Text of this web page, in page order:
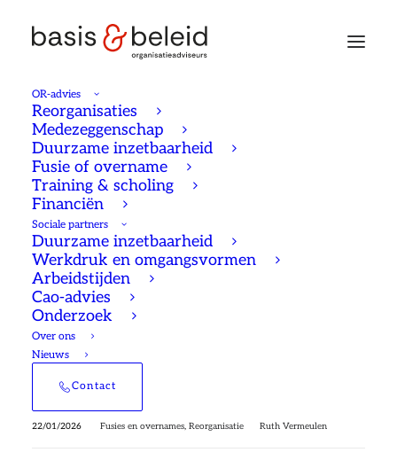
OR-advies
Reorganisaties
Medezeggenschap
Duurzame inzetbaarheid
Fusie of overname
Training & scholing
Financiën
Sociale partners
Duurzame inzetbaarheid
Werkdruk en omgangsvormen
Arbeidstijden
Cao-advies
Onderzoek
Over ons
Nieuws
Contact
De OR na een fusie
22/01/2026 Fusies en overnames, Reorganisatie Ruth Vermeulen